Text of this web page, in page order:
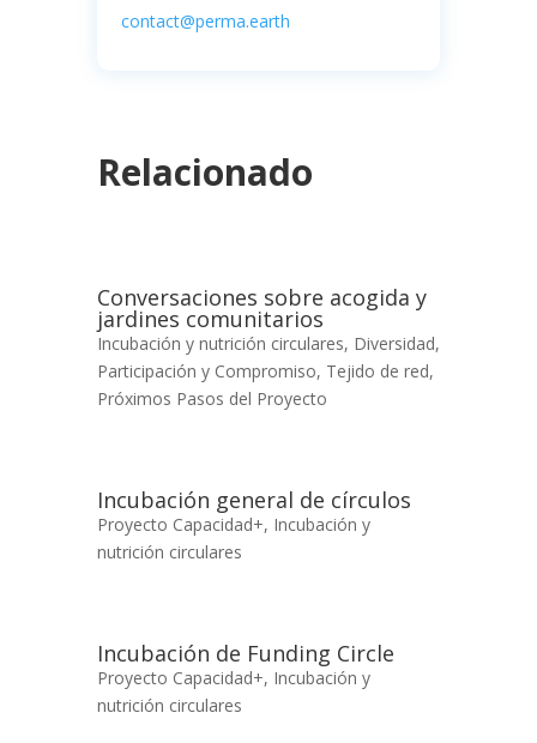
contact@perma.earth
Relacionado
Conversaciones sobre acogida y
jardines comunitarios
Incubación y nutrición circulares, Diversidad,
Participación y Compromiso, Tejido de red,
Próximos Pasos del Proyecto
Incubación general de círculos
Proyecto Capacidad+, Incubación y
nutrición circulares
Incubación de Funding Circle
Proyecto Capacidad+, Incubación y
nutrición circulares